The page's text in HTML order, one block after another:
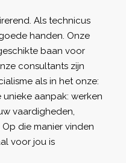
Als technicus
handen. Onze
baan voor
consultants zijn
als in het onze:
aanpak: werken
vaardigheden,
Op die manier vinden
voor jou is